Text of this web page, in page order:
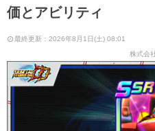
価とアビリティ
最終更新：2026年8月1日(土) 08:01